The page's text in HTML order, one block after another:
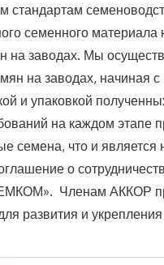
стандартам
семенного
на заводах. Мы
на заводах, начиная
и упаковкой
на каждом этапе
семена, что и
о
Членам АККОР
развития и